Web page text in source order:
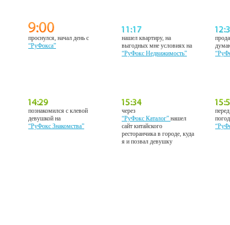
проснулся, начал день с
“РуФокса”
нашел квартиру, на
выгодных мне условиях на
“РуФокс Недвижимость”
познакомился с клевой
девушкой на
“РуФокс Знакомства”
через
“РуФокс Каталог”нашел
сайт китайского
ресторанчика в городе, куда
я и позвал девушку